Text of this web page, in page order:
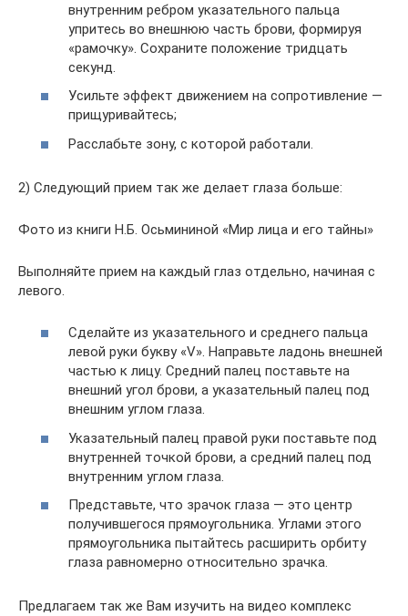
внутренним ребром указательного пальца
упритесь во внешнюю часть брови, формируя
«рамочку». Сохраните положение тридцать
секунд.
Усильте эффект движением на сопротивление —
прищуривайтесь;
Расслабьте зону, с которой работали.
2) Следующий прием так же делает глаза больше:
Фото из книги Н.Б. Осьмининой «Мир лица и его тайны»
Выполняйте прием на каждый глаз отдельно, начиная с
левого.
Сделайте из указательного и среднего пальца
левой руки букву «V». Направьте ладонь внешней
частью к лицу. Средний палец поставьте на
внешний угол брови, а указательный палец под
внешним углом глаза.
Указательный палец правой руки поставьте под
внутренней точкой брови, а средний палец под
внутренним углом глаза.
Представьте, что зрачок глаза — это центр
получившегося прямоугольника. Углами этого
прямоугольника пытайтесь расширить орбиту
глаза равномерно относительно зрачка.
Предлагаем так же Вам изучить на видео комплекс